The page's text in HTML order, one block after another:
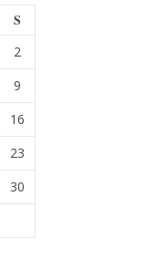
S
2
9
16
23
30